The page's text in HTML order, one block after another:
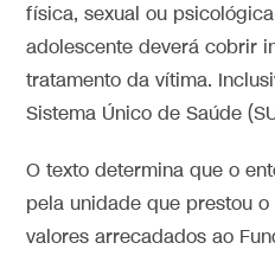
física, sexual ou
adolescente deverá cobrir
tratamento da vítima.
Sistema Único de Saúde
O texto determina que o
pela unidade que prestou
valores arrecadados ao